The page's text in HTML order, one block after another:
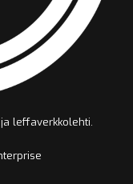
leffaverkkolehti.